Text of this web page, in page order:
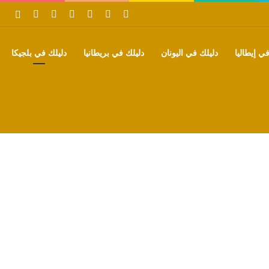
فيسبوك بينتيريست‫YouTube
تيلقرام واتساب
إيطاليا دليلك في اليونان دليلك في بريطانيا دليلك في بلجيكا